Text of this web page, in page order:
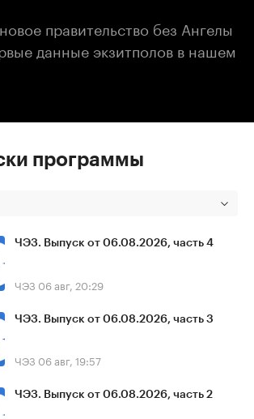
правительство без Ангелы
данные экзитполов в нашем
программы
ЧЭЗ. Выпуск от 06.08.2026, часть 4
ЧЭЗ 06 авг, 20:29
ЧЭЗ. Выпуск от 06.08.2026, часть 3
ЧЭЗ 06 авг, 19:57
ЧЭЗ. Выпуск от 06.08.2026, часть 2